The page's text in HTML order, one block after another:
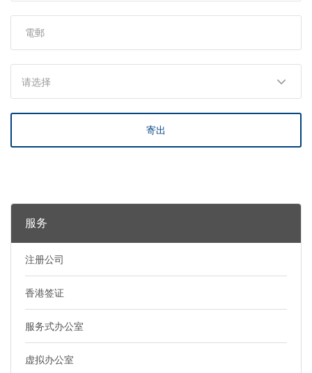
寄出
服务
注册公司
香港签证
服务式办公室
虚拟办公室